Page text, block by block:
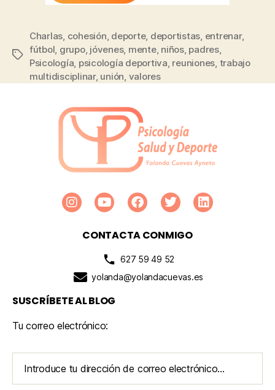
Charlas, cohesión, deporte, deportistas, entrenar,
fútbol, grupo, jóvenes, mente, niños, padres,
Psicología, psicología deportiva, reuniones, trabajo
multidisciplinar, unión, valores
CONTACTA CONMIGO
627 59 49 52
yolanda@yolandacuevas.es
SUSCRÍBETE AL BLOG
Tu correo electrónico: